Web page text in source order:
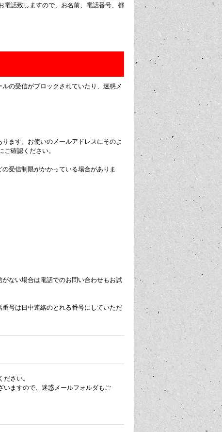
電話致しますので、お名前、電話番号、都
の受信がブロックされていたり、迷惑メ
ます。お使いのメールアドレスにそのよ
確認ください。
受信制限がかかっている場合がありま
ない場合は電話でのお問い合わせもお試
号は日中連絡のとれる番号にしていただ
さい。
いますので、迷惑メールフォルダもご